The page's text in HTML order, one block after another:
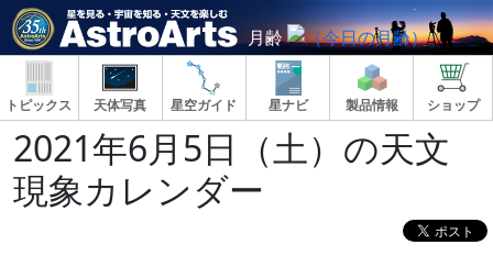
月齢
トピックス 天体写真 星空ガイド 星ナビ 製品情報 ショップ
2021年6月5日（土）の天文
現象カレンダー